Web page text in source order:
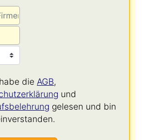
die AGB,
und
gelesen und bin